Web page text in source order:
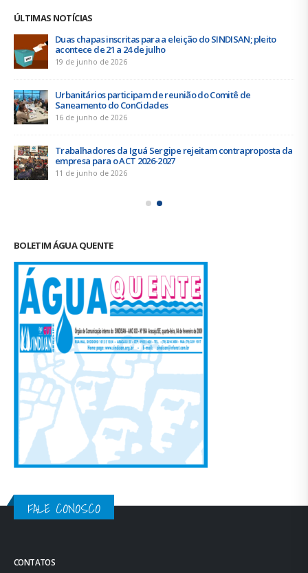
ÚLTIMAS NOTÍCIAS
Duas chapas inscritas para a eleição do SINDISAN; pleito
acontece de 21 a 24 de julho
19 de junho de 2026
Urbanitários participam de reunião do Comitê de
Saneamento do ConCidades
16 de junho de 2026
Trabalhadores da Iguá Sergipe rejeitam contraproposta da
empresa para o ACT 2026-2027
11 de junho de 2026
BOLETIM ÁGUA QUENTE
FALE CONOSCO
CONTATOS